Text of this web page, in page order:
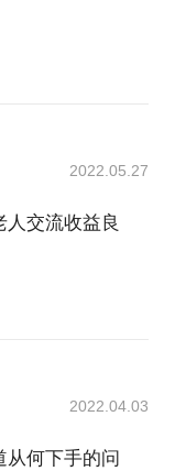
2022.05.27
交流收益良
2022.04.03
何下手的问